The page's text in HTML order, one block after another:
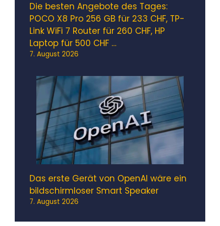
Die besten Angebote des Tages:
POCO X8 Pro 256 GB für 233 CHF, TP-
Link WiFi 7 Router für 260 CHF, HP
Laptop für 500 CHF …
7. August 2026
Das erste Gerät von OpenAI wäre ein
bildschirmloser Smart Speaker
7. August 2026